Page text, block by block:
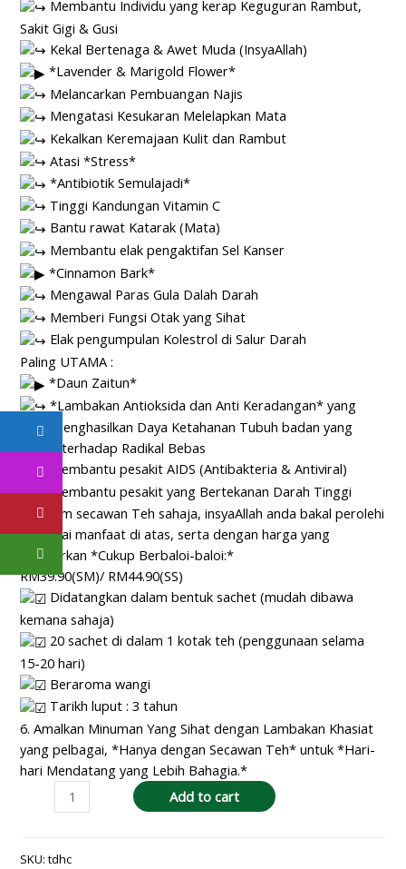
Membantu Individu yang kerap Keguguran Rambut,
Sakit Gigi & Gusi
Kekal Bertenaga & Awet Muda (InsyaAllah)
*Lavender & Marigold Flower*
Melancarkan Pembuangan Najis
Mengatasi Kesukaran Melelapkan Mata
Kekalkan Keremajaan Kulit dan Rambut
Atasi *Stress*
*Antibiotik Semulajadi*
Tinggi Kandungan Vitamin C
Bantu rawat Katarak (Mata)
Membantu elak pengaktifan Sel Kanser
*Cinnamon Bark*
Mengawal Paras Gula Dalah Darah
Memberi Fungsi Otak yang Sihat
Elak pengumpulan Kolestrol di Salur Darah
Paling UTAMA :
*Daun Zaitun*
*Lambakan Antioksida dan Anti Keradangan* yang
akan menghasilkan Daya Ketahanan Tubuh badan yang
Tinggi terhadap Radikal Bebas
Membantu pesakit AIDS (Antibakteria & Antiviral)
Membantu pesakit yang Bertekanan Darah Tinggi
5. Dalam secawan Teh sahaja, insyaAllah anda bakal perolehi
pelbagai manfaat di atas, serta dengan harga yang
ditawarkan *Cukup Berbaloi-baloi:*
RM39.90(SM)/ RM44.90(SS)
Didatangkan dalam bentuk sachet (mudah dibawa
kemana sahaja)
20 sachet di dalam 1 kotak teh (penggunaan selama
15-20 hari)
Beraroma wangi
Tarikh luput : 3 tahun
6. Amalkan Minuman Yang Sihat dengan Lambakan Khasiat
yang pelbagai, *Hanya dengan Secawan Teh* untuk *Hari-
hari Mendatang yang Lebih Bahagia.*
Add to cart
SKU:tdhc